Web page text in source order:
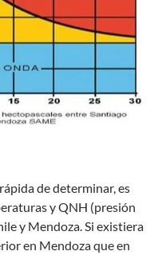
de determinar, es
y QNH (presión
y Mendoza. Si existiera
en Mendoza que en